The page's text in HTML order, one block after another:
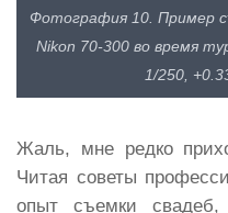
Фотография 10. Пример
Nikon 70-300 во время
1/250,
Жаль, мне редко
Читая советы
опыт съемки